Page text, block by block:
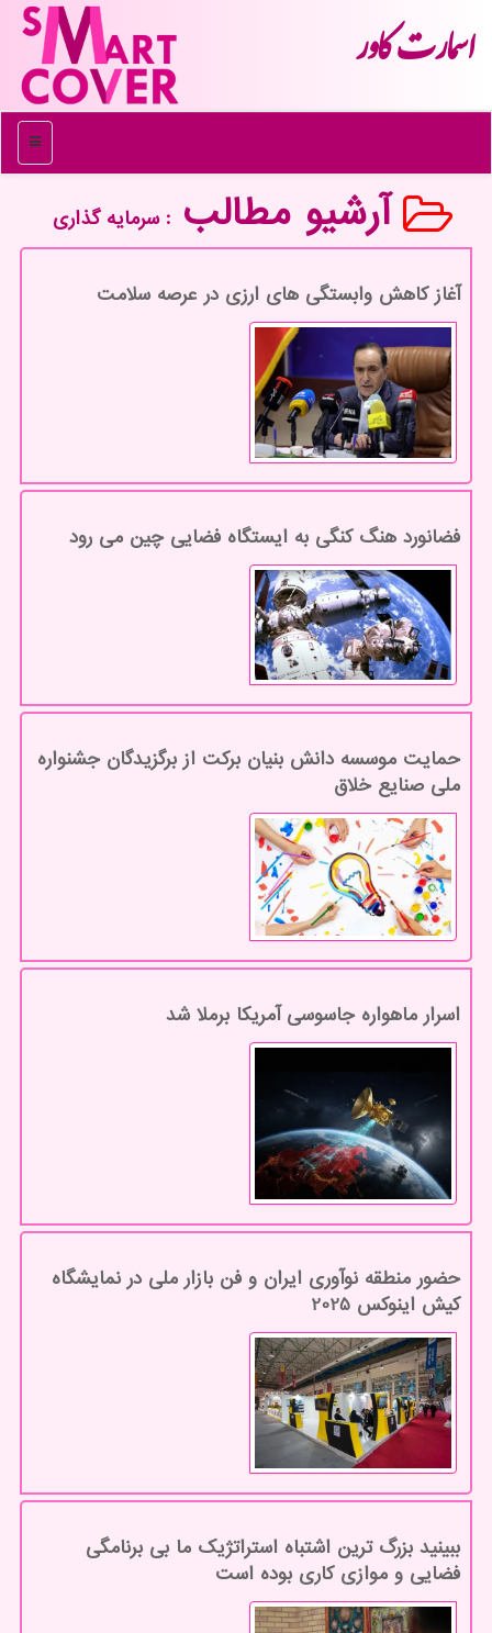
اسمارت كاور
منو
آرشیو مطالب : سرمایه گذاری
آغاز کاهش وابستگی های ارزی در عرصه سلامت
فضانورد هنگ کنگی به ایستگاه فضایی چین می رود
حمایت موسسه دانش بنیان برکت از برگزیدگان جشنواره
ملی صنایع خلاق
اسرار ماهواره جاسوسی آمریکا برملا شد
حضور منطقه نوآوری ایران و فن بازار ملی در نمایشگاه
کیش اینوکس 2025
ببینید بزرگ ترین اشتباه استراتژیک ما بی برنامگی
فضایی و موازی کاری بوده است